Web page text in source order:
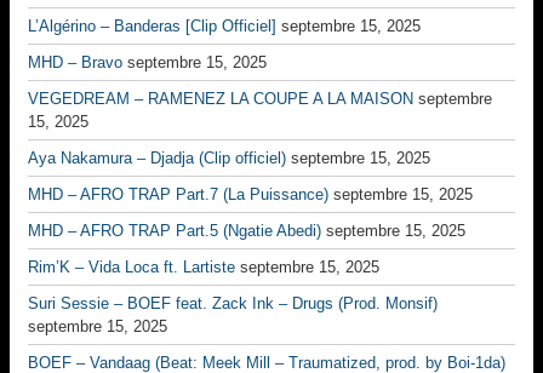
L’Algérino – Banderas [Clip Officiel] septembre 15, 2025
MHD – Bravo septembre 15, 2025
VEGEDREAM – RAMENEZ LA COUPE A LA MAISON septembre
15, 2025
Aya Nakamura – Djadja (Clip officiel) septembre 15, 2025
MHD – AFRO TRAP Part.7 (La Puissance) septembre 15, 2025
MHD – AFRO TRAP Part.5 (Ngatie Abedi) septembre 15, 2025
Rim’K – Vida Loca ft. Lartiste septembre 15, 2025
Suri Sessie – BOEF feat. Zack Ink – Drugs (Prod. Monsif)
septembre 15, 2025
BOEF – Vandaag (Beat: Meek Mill – Traumatized, prod. by Boi-1da)